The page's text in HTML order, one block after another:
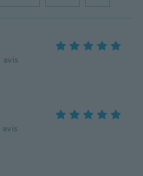
avis
avis